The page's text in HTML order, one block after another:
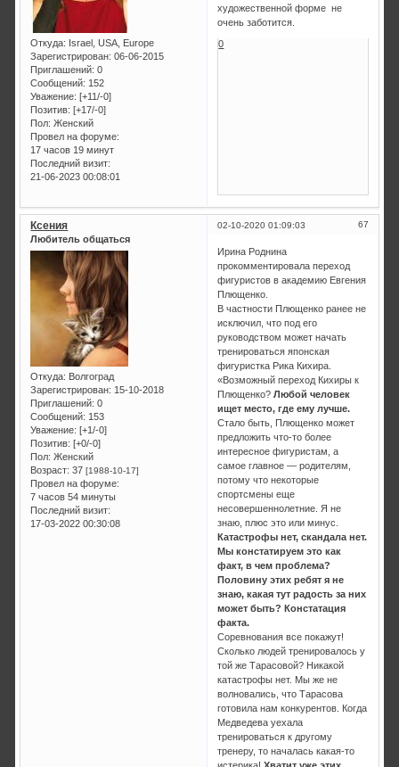
Откуда: Israel, USA, Europe
Зарегистрирован: 06-06-2015
Приглашений: 0
Сообщений: 152
Уважение: [+11/-0]
Позитив: [+17/-0]
Пол: Женский
Провел на форуме:
17 часов 19 минут
Последний визит:
21-06-2023 00:08:01
художественной форме не
очень заботится.
0
67
02-10-2020 01:09:03
Ксения
Любитель общаться
Откуда: Волгоград
Зарегистрирован: 15-10-2018
Приглашений: 0
Сообщений: 153
Уважение: [+1/-0]
Позитив: [+0/-0]
Пол: Женский
Возраст: 37[1988-10-17]
Провел на форуме:
7 часов 54 минуты
Последний визит:
17-03-2022 00:30:08
Ирина Роднина
прокомментировала переход
фигуристов в академию Евгения
Плющенко.
В частности Плющенко ранее не
исключил, что под его
руководством может начать
тренироваться японская
фигуристка Рика Кихира.
«Возможный переход Кихиры к
Плющенко?Любой человек
ищет место, где ему лучше.
Стало быть, Плющенко может
предложить что-то более
интересное фигуристам, а
самое главное — родителям,
потому что некоторые
спортсмены еще
несовершеннолетние. Я не
знаю, плюс это или минус.
Катастрофы нет, скандала нет.
Мы констатируем это как
факт, в чем проблема?
Половину этих ребят я не
знаю, какая тут радость за них
может быть? Констатация
факта.
Соревнования все покажут!
Сколько людей тренировалось у
той же Тарасовой? Никакой
катастрофы нет. Мы же не
волновались, что Тарасова
готовила нам конкурентов. Когда
Медведева уехала
тренироваться к другому
тренеру, то началась какая-то